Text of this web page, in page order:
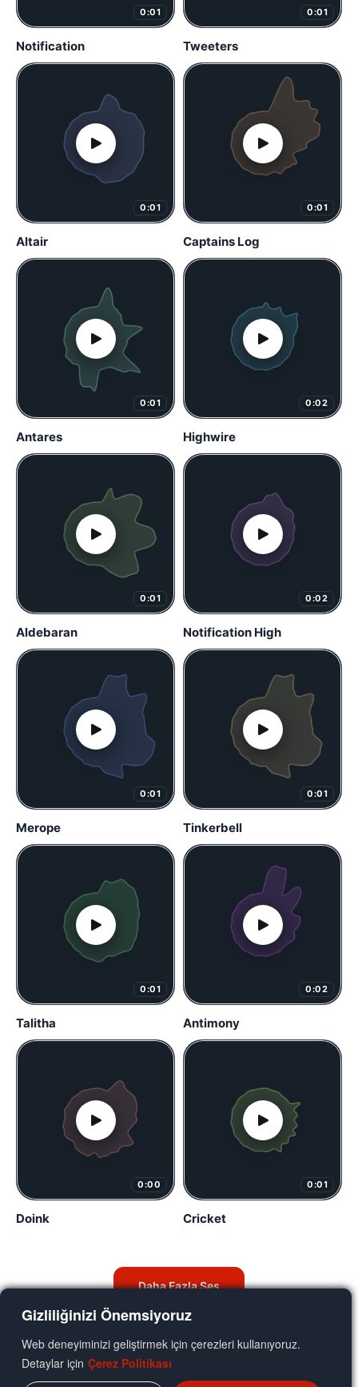
Gizliliğinizi Önemsiyoruz
Web deneyiminizi geliştirmek için çerezleri kullanıyoruz.
Detaylar için Çerez Politikası
0:01
Notification
0:01
Tweeters
0:01
Altair
0:01
Captains Log
0:01
Antares
0:02
Highwire
0:01
Aldebaran
0:02
Notification High
0:01
Merope
0:01
Tinkerbell
0:01
Talitha
0:02
Antimony
0:00
Doink
0:01
Cricket
Daha Fazla Ses